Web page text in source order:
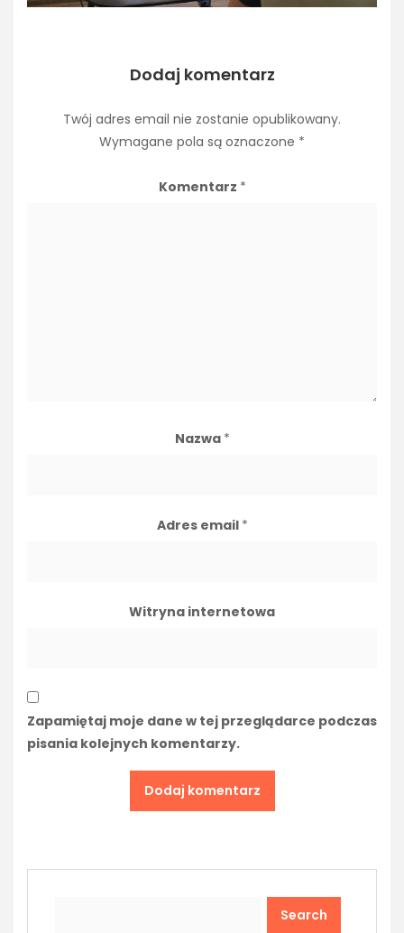
Dodaj komentarz
Twój adres email nie zostanie opublikowany.
Wymagane pola są oznaczone *
Komentarz *
Nazwa *
Adres email *
Witryna internetowa
Zapamiętaj moje dane w tej przeglądarce podczas
pisania kolejnych komentarzy.